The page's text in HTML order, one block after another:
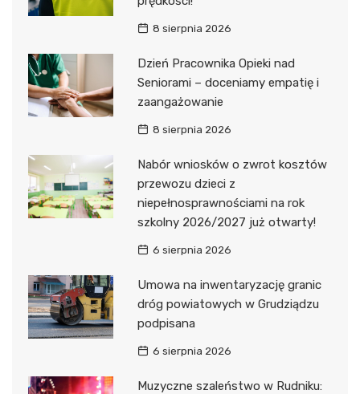
8 sierpnia 2026
Dzień Pracownika Opieki nad
Seniorami – doceniamy empatię i
zaangażowanie
8 sierpnia 2026
Nabór wniosków o zwrot kosztów
przewozu dzieci z
niepełnosprawnościami na rok
szkolny 2026/2027 już otwarty!
6 sierpnia 2026
Umowa na inwentaryzację granic
dróg powiatowych w Grudziądzu
podpisana
6 sierpnia 2026
Muzyczne szaleństwo w Rudniku: